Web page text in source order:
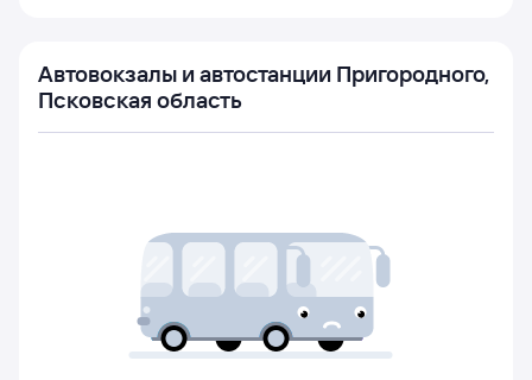
Автовокзалы и автостанции Пригородного,
Псковская область